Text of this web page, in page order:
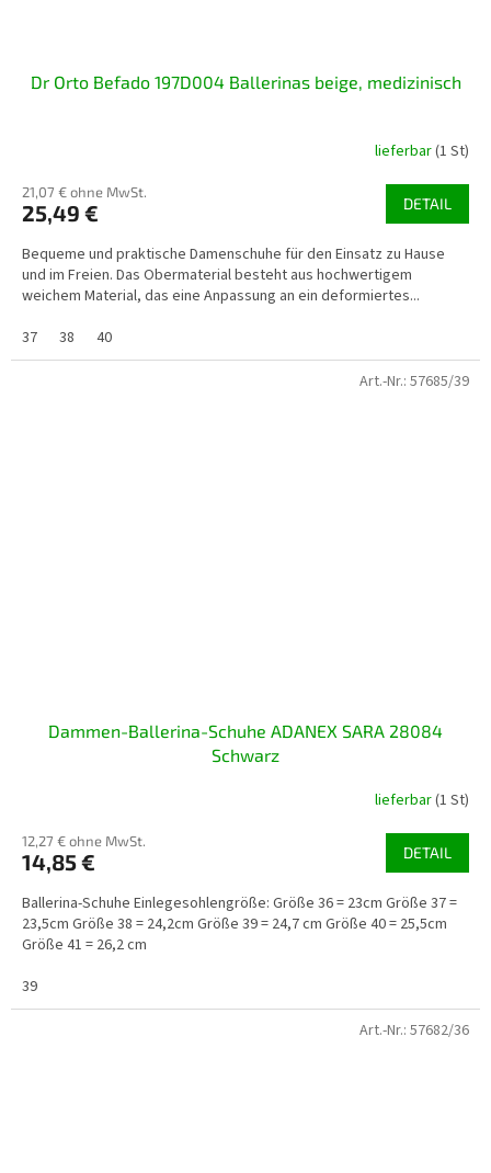
Dr Orto Befado 197D004 Ballerinas beige, medizinisch
lieferbar(1 St)
21,07 € ohne MwSt.
25,49 € DETAIL
Bequeme und praktische Damenschuhe für den Einsatz zu Hause
und im Freien. Das Obermaterial besteht aus hochwertigem
weichem Material, das eine Anpassung an ein deformiertes...
37
38 40
Dammen-Ballerina-Schuhe ADANEX SARA 28084
Schwarz
lieferbar(1 St)
12,27 € ohne MwSt.
14,85 € DETAIL
Ballerina-Schuhe Einlegesohlengröße: Größe 36 = 23cm Größe 37 =
23,5cm Größe 38 = 24,2cm Größe 39 = 24,7 cm Größe 40 = 25,5cm
Größe 41 = 26,2 cm
39
Art.-Nr.: 57685/39
Art.-Nr.: 57682/36